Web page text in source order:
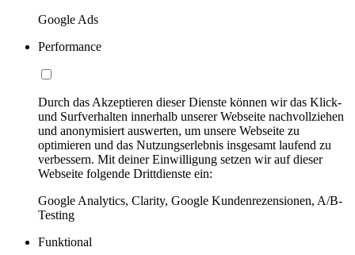
Google Ads
Performance
Durch das Akzeptieren dieser Dienste können wir das Klick-
und Surfverhalten innerhalb unserer Webseite nachvollziehen
und anonymisiert auswerten, um unsere Webseite zu
optimieren und das Nutzungserlebnis insgesamt laufend zu
verbessern. Mit deiner Einwilligung setzen wir auf dieser
Webseite folgende Drittdienste ein:
Google Analytics, Clarity, Google Kundenrezensionen, A/B-
Testing
Funktional